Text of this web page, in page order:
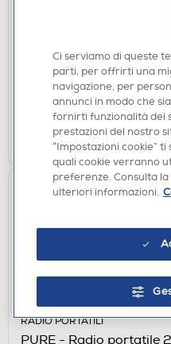
AAAMAZE - PILE AA
€ 8,90
Acquisto online:
Ritiro in negozio in 30'
RADIO PORTATILI
PURE - Radio portatile
Ci serviamo di queste
parti, per offrirti una
navigazione, per
annunci in modo che
fornirti funzionalità dei
prestazioni del nostro
“Impostazioni cookie”
quali cookie verranno
preferenze. Consulta
ulteriori informazioni.